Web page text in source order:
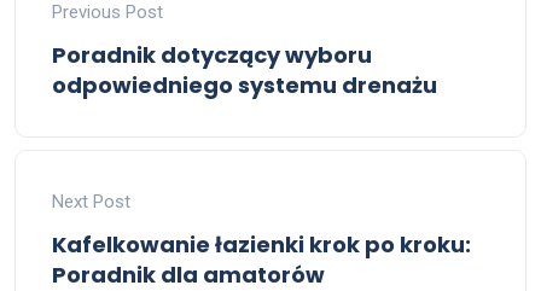
Previous Post
Poradnik dotyczący wyboru
odpowiedniego systemu drenażu
Next Post
Kafelkowanie łazienki krok po kroku:
Poradnik dla amatorów